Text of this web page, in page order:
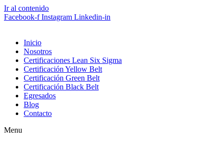
Ir al contenido
Facebook-f Instagram Linkedin-in
Inicio
Nosotros
Certificaciones Lean Six Sigma
Certificación Yellow Belt
Certificación Green Belt
Certificación Black Belt
Egresados
Blog
Contacto
Menu